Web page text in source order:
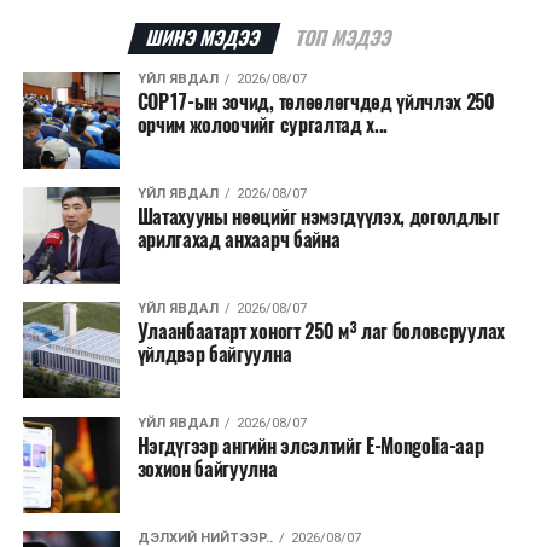
шалтгааныг үргэлжлүүлэн тогтоож байгаа бөгөөд
аянгын улмаас үүсээгүй гэж үзэж байгаа аж.
Одоогоор АНУ даяар 13 мужид 90 гаруй томоохон ой,
хээрийн түймэр идэвхтэй үргэлжилж байгаагийн
талаас илүү нь Орегон болон Вашингтон мужид
бүртгэгдсэн байна. Цаг уурын байгууллагууд ойрын
өдрүүдэд агаарын температур дахин огцом
нэмэгдэж, хуурайшилт эрчимжих төлөвтэй байгааг
анхааруулсан бөгөөд энэ нь гал унтраах ажиллагаанд
шинэ сорилт учруулж болзошгүйг онцолжээ.
ШИНЭ МЭДЭЭ ТОП МЭДЭЭ
ҮЙЛ ЯВДАЛ 2026/08/07
COP17-ын зочид, төлөөлөгчдөд үйлчлэх 250
орчим жолоочийг сургалтад х...
ҮЙЛ ЯВДАЛ 2026/08/07
Шатахууны нөөцийг нэмэгдүүлэх, доголдлыг
арилгахад анхаарч байна
ҮЙЛ ЯВДАЛ 2026/08/07
Улаанбаатарт хоногт 250 м³ лаг боловсруулах
үйлдвэр байгуулна
ҮЙЛ ЯВДАЛ 2026/08/07
Нэгдүгээр ангийн элсэлтийг E-Mongolia-аар
зохион байгуулна
ДЭЛХИЙ НИЙТЭЭР.. 2026/08/07